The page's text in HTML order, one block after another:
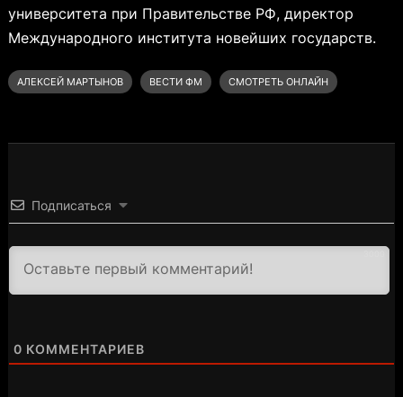
университета при Правительстве РФ, директор
Международного института новейших государств.
АЛЕКСЕЙ МАРТЫНОВ ВЕСТИ ФМ СМОТРЕТЬ ОНЛАЙН
Подписаться
0 КОММЕНТАРИЕВ